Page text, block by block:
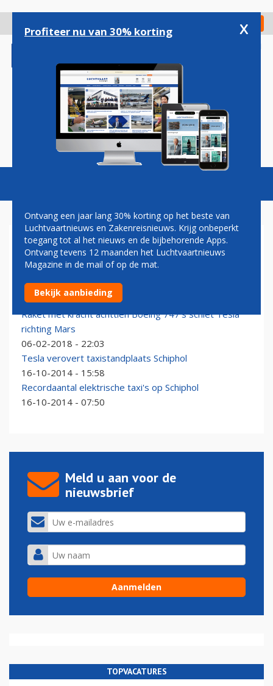
gaan
Check in
Magazine Podcasts Vacatures
TESLA
Tesla en Boeing in trek op Wall Street
07-06-2018 - 06:09
Raket met kracht achttien Boeing 747's schiet Tesla
richting Mars
06-02-2018 - 22:03
Tesla verovert taxistandplaats Schiphol
16-10-2014 - 15:58
Recordaantal elektrische taxi's op Schiphol
16-10-2014 - 07:50
Meld u aan voor de
nieuwsbrief
TOPVACATURES
Profiteer nu van 30% korting x
Ontvang een jaar lang 30% korting op het beste van
Luchtvaartnieuws en Zakenreisnieuws. Krijg onbeperkt
toegang tot al het nieuws en de bijbehorende Apps.
Ontvang tevens 12 maanden het Luchtvaartnieuws
Magazine in de mail of op de mat.
Bekijk aanbieding